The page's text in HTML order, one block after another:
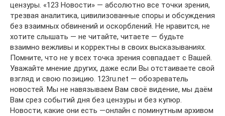
цензуры. «123 Новости» — абсолютно все точки зрения,
трезвая аналитика, цивилизованные споры и обсуждения
без взаимных обвинений и оскорблений. Не нравится, не
хотите слышать — не читайте, читаете — будьте
взаимно вежливы и корректны в своих высказываниях.
Помните, что не у всех точка зрения совпадает с Вашей.
Уважайте мнение других, даже если Вы отстаиваете свой
взгляд и свою позицию. 123ru.net — обозреватель
новостей. Мы не навязываем Вам своё видение, мы даём
Вам срез событий дня без цензуры и без купюр.
Новости, какие они есть —онлайн с поминутным архивом